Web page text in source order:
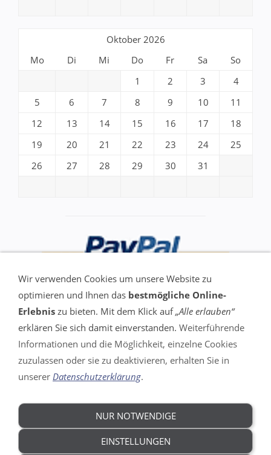
Oktober 2026
Mo
Di Mi Do Fr Sa
So
1
2 3
4
5
6 7 8 9 10
11
12
13 14 15 16 17
18
19
20 21 22 23 24
25
26
27 28 29 30 31
VERTRAG WIDERRUFEN
Impressum
Widerrufsrecht
DSGVO
Datenschutz
Wir verwenden Cookies um unsere Website zu
optimieren und Ihnen das bestmögliche Online-
Erlebnis zu bieten. Mit dem Klick auf„Alle erlauben“
erklären Sie sich damit einverstanden. Weiterführende
Informationen und die Möglichkeit, einzelne Cookies
zuzulassen oder sie zu deaktivieren, erhalten Sie in
unserer Datenschutzerklärung.
NUR NOTWENDIGE
EINSTELLUNGEN